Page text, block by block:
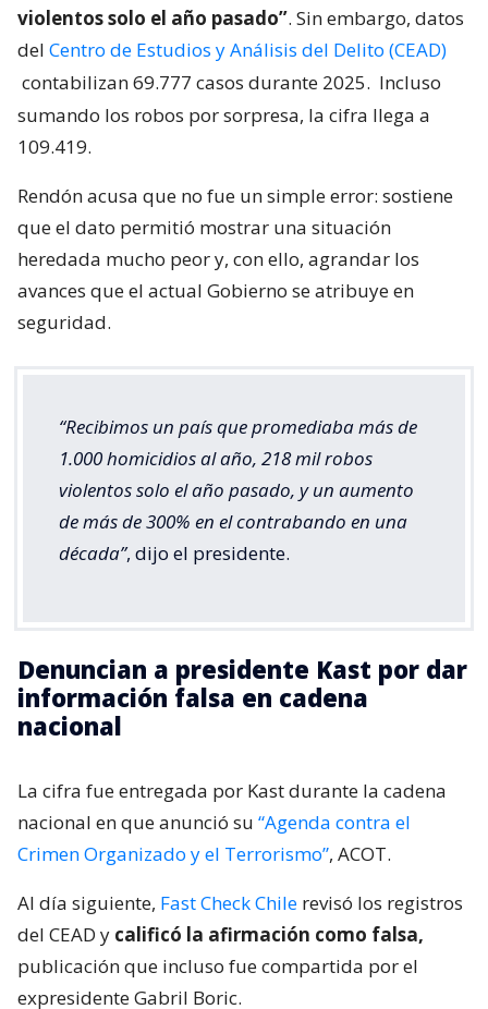
violentos solo el año pasado”. Sin embargo, datos
del Centro de Estudios y Análisis del Delito (CEAD)
contabilizan 69.777 casos durante 2025. Incluso
sumando los robos por sorpresa, la cifra llega a
109.419.
Rendón acusa que no fue un simple error: sostiene
que el dato permitió mostrar una situación
heredada mucho peor y, con ello, agrandar los
avances que el actual Gobierno se atribuye en
seguridad.
“Recibimos un país que promediaba más de
1.000 homicidios al año, 218 mil robos
violentos solo el año pasado, y un aumento
de más de 300% en el contrabando en una
década”, dijo el presidente.
Denuncian a presidente Kast por dar
información falsa en cadena
nacional
La cifra fue entregada por Kast durante la cadena
nacional en que anunció su “Agenda contra el
Crimen Organizado y el Terrorismo”, ACOT.
Al día siguiente, Fast Check Chile revisó los registros
del CEAD y calificó la afirmación como falsa,
publicación que incluso fue compartida por el
expresidente Gabril Boric.